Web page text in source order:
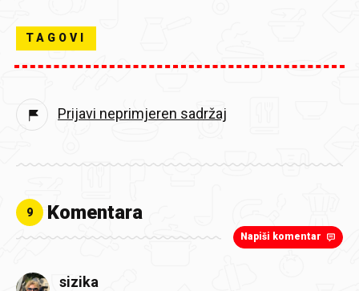
TAGOVI
Prijavi neprimjeren sadržaj
9 Komentara
Napiši komentar
sizika